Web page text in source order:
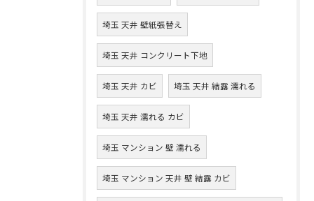
埼玉 天井 壁紙張替え
埼玉 天井 コンクリート下地
埼玉 天井 カビ 埼玉 天井 結露 濡れる
埼玉 天井 濡れる カビ
埼玉 マンション 壁 濡れる
埼玉 マンション 天井 壁 結露 カビ